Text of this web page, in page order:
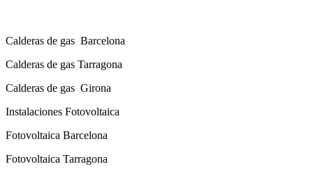
Calderas de gas Barcelona
Calderas de gas Tarragona
Calderas de gas Girona
Instalaciones Fotovoltaica
Fotovoltaica Barcelona
Fotovoltaica Tarragona